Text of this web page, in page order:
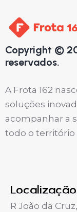
Copyright ©
reservados.
A Frota 162
soluções
acompanhar a
todo o território
Localização
R João da